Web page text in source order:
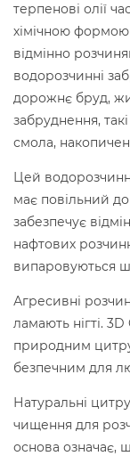
терпенові олії
хімічною формою
відмінно
водорозчинні
дорожнє бруд,
забруднення,
смола,
Цей
має повільний
забезпечує
нафтових
випаровуються
Агресивні
ламають нігті.
природним
безпечним для
Натуральні
чищення для
основа означає,